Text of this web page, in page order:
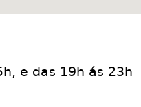
e das 19h ás 23h